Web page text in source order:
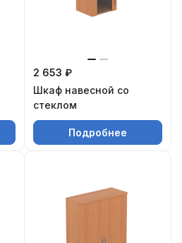
2 653 ₽
Шкаф навесной со
стеклом
Подробнее